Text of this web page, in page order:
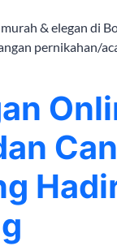
& elegan di
pernikahan/